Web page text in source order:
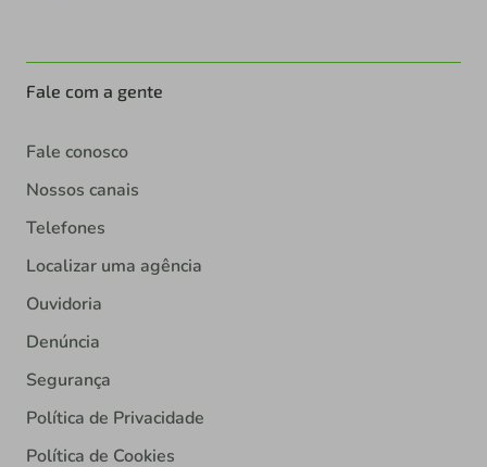
Fale com a gente
Fale conosco
Nossos canais
Telefones
Localizar uma agência
Ouvidoria
Denúncia
Segurança
Política de Privacidade
Política de Cookies